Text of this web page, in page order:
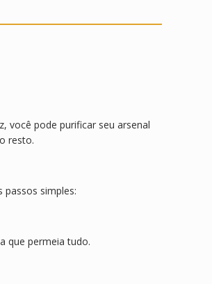
você pode purificar seu arsenal
resto.
passos simples:
que permeia tudo.